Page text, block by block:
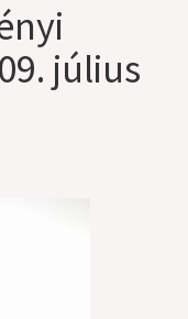
július